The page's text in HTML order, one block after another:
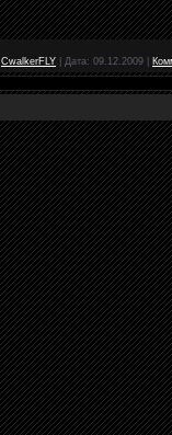
CwalkerFLY Дата: 09.12.2009